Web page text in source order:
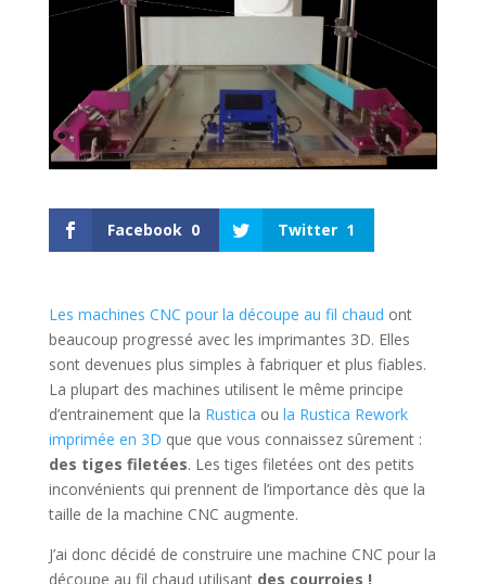
Facebook 0 Twitter 1
Les machines CNC pour la découpe au fil chaud ont
beaucoup progressé avec les imprimantes 3D. Elles
sont devenues plus simples à fabriquer et plus fiables.
La plupart des machines utilisent le même principe
d’entrainement que la Rustica ou la Rustica Rework
imprimée en 3D que que vous connaissez sûrement :
des tiges filetées. Les tiges filetées ont des petits
inconvénients qui prennent de l’importance dès que la
taille de la machine CNC augmente.
J’ai donc décidé de construire une machine CNC pour la
découpe au fil chaud utilisant des courroies !